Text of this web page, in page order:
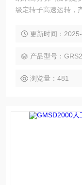
级定转子高速运转，
稳定性与生物利用度
更新时间：
产品型号：
浏览量：481